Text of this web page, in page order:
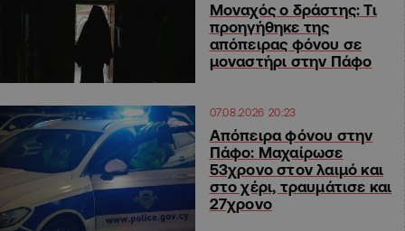
Μοναχός ο δράστης: Τι
προηγήθηκε της
απόπειρας φόνου σε
μοναστήρι στην Πάφο
07.08.2026 20:23
Απόπειρα φόνου στην
Πάφο: Μαχαίρωσε
53χρονο στον λαιμό και
στο χέρι, τραυμάτισε και
27χρονο